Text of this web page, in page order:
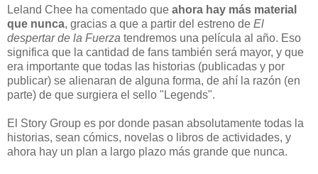
Leland Chee ha comentado que ahora hay más material
que nunca, gracias a que a partir del estreno de El
despertar de la Fuerza tendremos una película al año. Eso
significa que la cantidad de fans también será mayor, y que
era importante que todas las historias (publicadas y por
publicar) se alienaran de alguna forma, de ahí la razón (en
parte) de que surgiera el sello "Legends".
El Story Group es por donde pasan absolutamente todas la
historias, sean cómics, novelas o libros de actividades, y
ahora hay un plan a largo plazo más grande que nunca.